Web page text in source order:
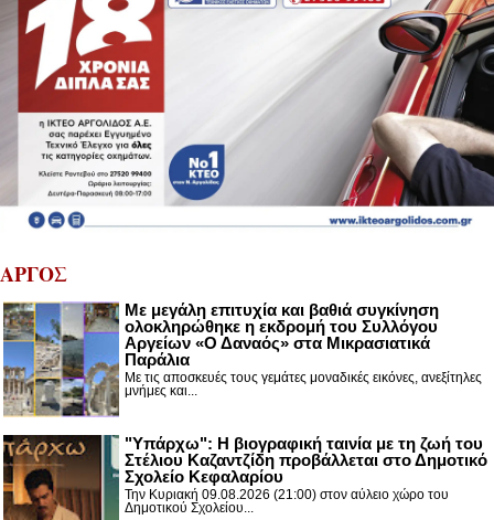
ΑΡΓΟΣ
Με μεγάλη επιτυχία και βαθιά συγκίνηση
ολοκληρώθηκε η εκδρομή του Συλλόγου
Αργείων «Ο Δαναός» στα Μικρασιατικά
Παράλια
Με τις αποσκευές τους γεμάτες μοναδικές εικόνες, ανεξίτηλες
μνήμες και...
"Υπάρχω": Η βιογραφική ταινία με τη ζωή του
Στέλιου Καζαντζίδη προβάλλεται στο Δημοτικό
Σχολείο Κεφαλαρίου
Την Κυριακή 09.08.2026 (21:00) στον αύλειο χώρο του
Δημοτικού Σχολείου...